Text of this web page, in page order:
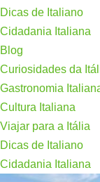
Dicas de Italiano
Cidadania Italiana
Blog
Curiosidades da
Gastronomia
Cultura Italiana
Viajar para a Itália
Dicas de Italiano
Cidadania Italiana